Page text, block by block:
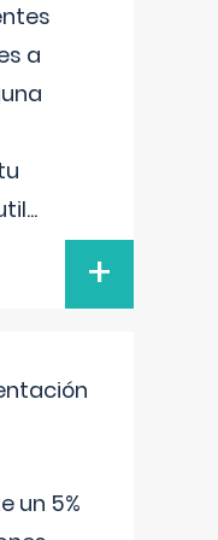
a
...
+
un 5%